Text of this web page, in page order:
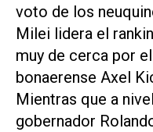
voto de los
Milei lidera el
muy de cerca por
bonaerense Axel
Mientras que a
gobernador